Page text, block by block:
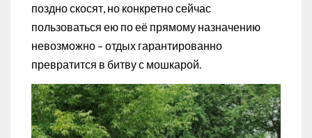
поздно скосят, но конкретно сейчас
пользоваться ею по её прямому назначению
невозможно – отдых гарантированно
превратится в битву с мошкарой.